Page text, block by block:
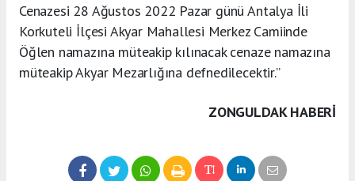
Cenazesi 28 Ağustos 2022 Pazar günü Antalya İli
Korkuteli İlçesi Akyar Mahallesi Merkez Camiinde
Öğlen namazına müteakip kılınacak cenaze namazına
müteakip Akyar Mezarlığına defnedilecektir.”
ZONGULDAK HABERİ